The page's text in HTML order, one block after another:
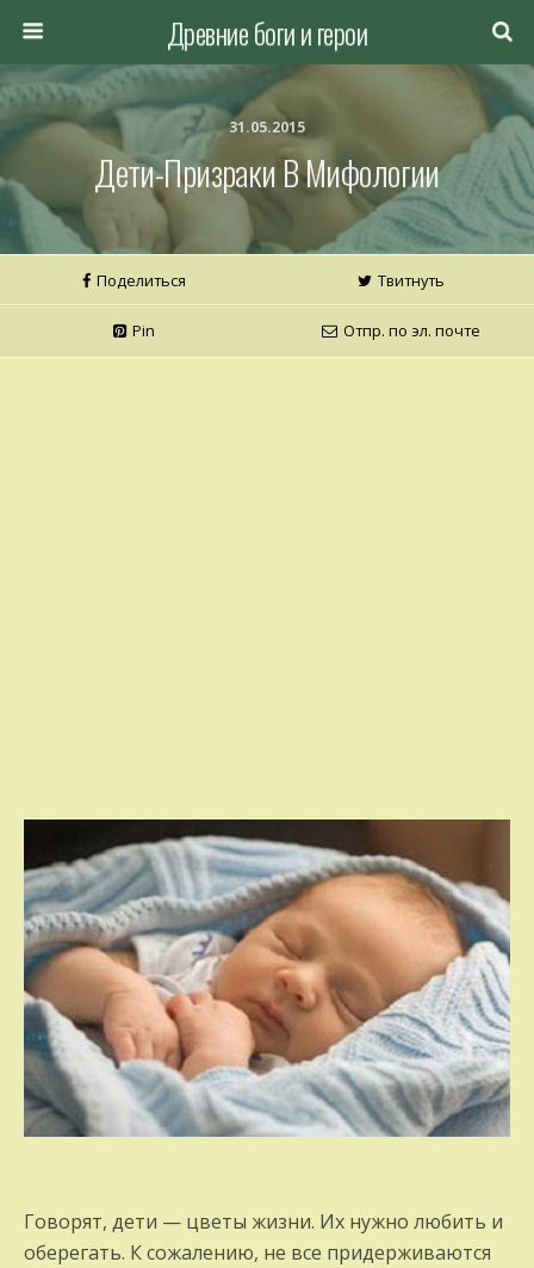
Древние боги и герои
31.05.2015
Дети-Призраки В Мифологии
Поделиться Твитнуть
Pin Отпр. по эл. почте
Говорят, дети — цветы жизни. Их нужно любить и
оберегать. К сожалению, не все придерживаются